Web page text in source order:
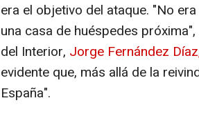
era el objetivo del ataque. "No
una casa de huéspedes
del Interior, Jorge Fernández
evidente que, más allá de la
España".